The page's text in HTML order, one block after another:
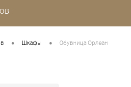
• Шкафы • Обувница Орлеан